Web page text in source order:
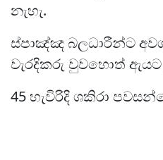
නැහැ.
ස්පාඤ්ඤ බලධාරීන්ට
වැරදිකරු වුවහොත් ඇයට
45 හැවිරිදි ශකිරා